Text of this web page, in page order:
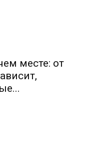
месте: от